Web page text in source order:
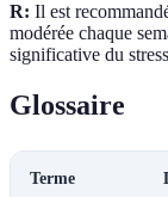
R: Il est
modérée chaque
significative du
Glossaire
Terme